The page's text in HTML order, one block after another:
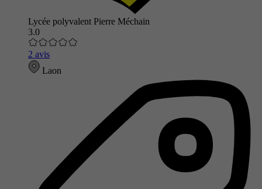
Lycée polyvalent Pierre Méchain
3.0
2 avis
Laon